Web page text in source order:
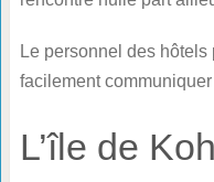
Le personnel des
facilement
L’île de